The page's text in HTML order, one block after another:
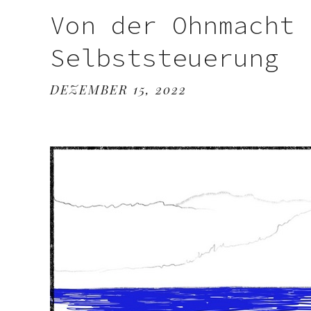
Von der
Selbststeuerung
DEZEMBER 15, 2022